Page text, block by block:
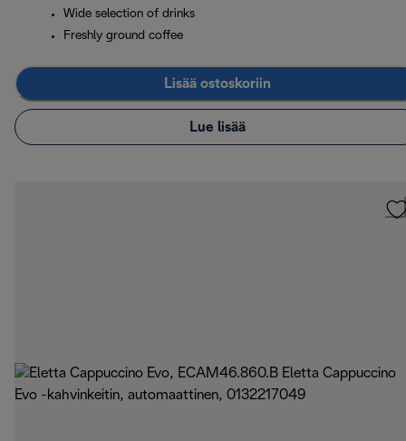
Wide selection of drinks
Freshly ground coffee
Lisää ostoskoriin
Lue lisää